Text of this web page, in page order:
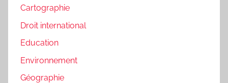
Cartographie
Droit international
Education
Environnement
Géographie